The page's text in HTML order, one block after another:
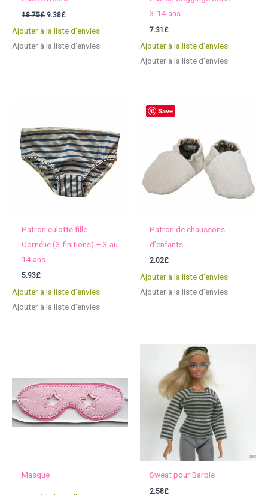
18.75£ Le
initial
était :
9.38£Le
actuel
est :
Ajouter à la liste d'envies
Ajouter à la liste d'envies
3-14 ans
7.31 £
Ajouter à la liste d'envies
Ajouter à la liste d'envies
Patron culotte fille
Cornélie (3 finitions) – 3 au
14 ans
5.93£
Ajouter à la liste d'envies
Ajouter à la liste d'envies
Patron de chaussons
d’enfants
2.02£
Ajouter à la liste d'envies
Ajouter à la liste d'envies
Masque Sweat pour Barbie
2.58£
Save